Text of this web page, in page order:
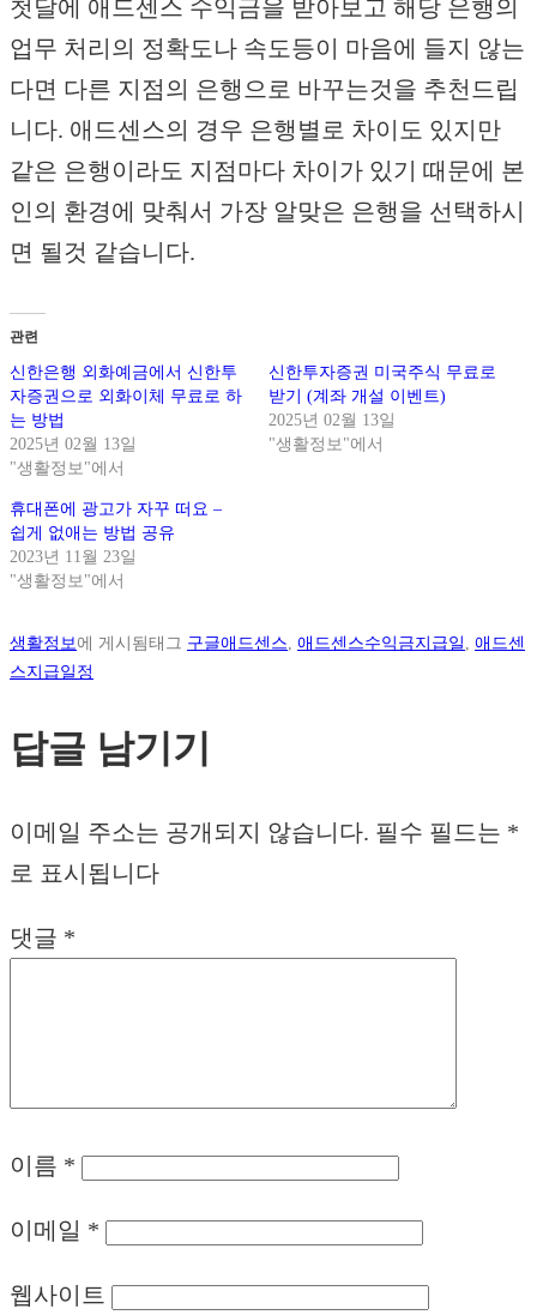
첫달에 애드센스 수익금을 받아보고 해당 은행의
업무 처리의 정확도나 속도등이 마음에 들지 않는
다면 다른 지점의 은행으로 바꾸는것을 추천드립
니다. 애드센스의 경우 은행별로 차이도 있지만
같은 은행이라도 지점마다 차이가 있기 때문에 본
인의 환경에 맞춰서 가장 알맞은 은행을 선택하시
면 될것 같습니다.
관련
신한은행 외화예금에서 신한투
자증권으로 외화이체 무료로 하
는 방법
2025년 02월 13일
"생활정보"에서
신한투자증권 미국주식 무료로
받기 (계좌 개설 이벤트)
2025년 02월 13일
"생활정보"에서
휴대폰에 광고가 자꾸 떠요 –
쉽게 없애는 방법 공유
2023년 11월 23일
"생활정보"에서
생활정보에 게시됨태그 구글애드센스 애드센스수익금지급일
애드센
스지급일정
답글 남기기
이메일 주소는 공개되지 않습니다. 필수 필드는 *
로 표시됩니다
댓글 *
이름 *
이메일 *
웹사이트